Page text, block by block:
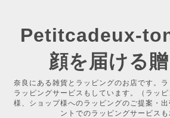
Petitcadeux-
顔を届ける
奈良にある雑貨とラッピングのお店です。
ラッピングサービスもしています。（ラッ
様、ショップ様へのラッピングのご提案・
ントでのラッピングサービスも